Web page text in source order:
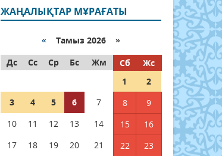
ЖАҢАЛЫҚТАР МҰРАҒАТЫ
« Тамыз 2026 »
Дс
Сс Ср Бс Жм Сб
Жс
1
2
3
4 5 6 7 8
9
10
11 12 13 14 15
16
17
18 19 20 21 22
23